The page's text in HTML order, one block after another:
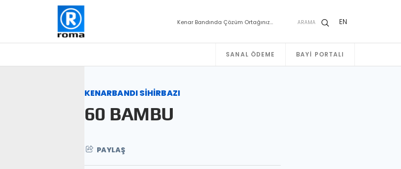
Kenar Bandında Çözüm Ortağınız… ARAMA EN
SANAL ÖDEME BAYI PORTALI
KENARBANDI SİHİRBAZI
60 BAMBU
PAYLAŞ